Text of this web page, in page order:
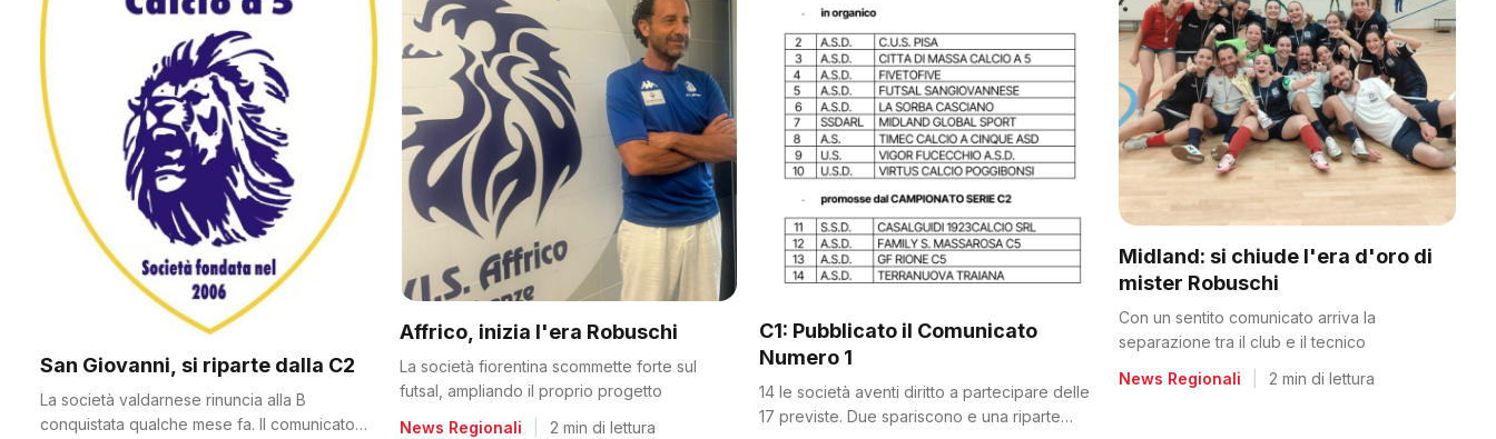
San Giovanni, si riparte dalla C2
La società valdarnese rinuncia alla B
conquistata qualche mese fa. Il comunicato
Affrico, inizia l'era Robuschi
La società fiorentina scommette forte sul
futsal, ampliando il proprio progetto
News Regionali
2 min di lettura
C1: Pubblicato il Comunicato
Numero 1
14 le società aventi diritto a partecipare delle
17 previste. Due spariscono e una riparte
Midland: si chiude l'era d'oro di
mister Robuschi
Con un sentito comunicato arriva la
separazione tra il club e il tecnico
News Regionali
2 min di lettura